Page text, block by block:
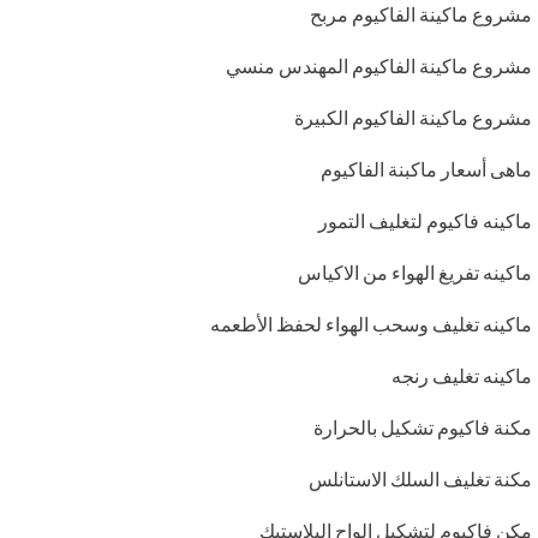
مشروع ماكينة الفاكيوم مربح
مشروع ماكينة الفاكيوم المهندس منسي
مشروع ماكينة الفاكيوم الكبيرة
ماهى أسعار ماكبنة الفاكيوم
ماكينه فاكيوم لتغليف التمور
ماكينه تفريغ الهواء من الاكياس
ماكينه تغليف وسحب الهواء لحفظ الأطعمه
ماكينه تغليف رنجه
مكنة فاكيوم تشكيل بالحرارة
مكنة تغليف السلك الاستانلس
مكن فاكيوم لتشكيل الواح البلاستيك